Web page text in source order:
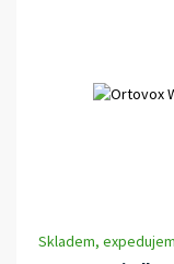
Skladem,